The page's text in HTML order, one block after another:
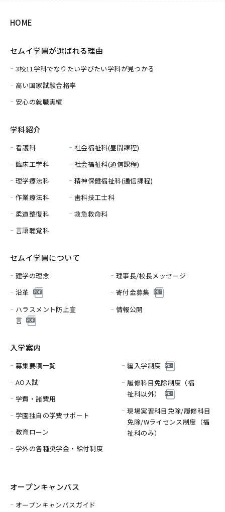
HOME
セムイ学園が選ばれる理由
3校11学科でなりたい学びたい学科が見つかる
高い国家試験合格率
安心の就職実績
学科紹介
看護科
臨床工学科
理学療法科
作業療法科
柔道整復科
言語聴覚科
社会福祉科(昼間課程)
社会福祉科(通信課程)
精神保健福祉科(通信課程)
歯科技工士科
救急救命科
セムイ学園について
建学の理念
理事長/校長メッセージ
沿革
寄付金募集
ハラスメント防止宣
言
情報公開
入学案内
募集要項一覧
AO入試
学費・諸費用
学園独自の学費サポート
教育ローン
学外の各種奨学金・給付制度
編入学制度
履修科目免除制度（福
祉科以外）
現場実習科目免除/履修科目
免除/Wライセンス制度（福
祉科のみ）
オープンキャンパス
オープンキャンパスガイド